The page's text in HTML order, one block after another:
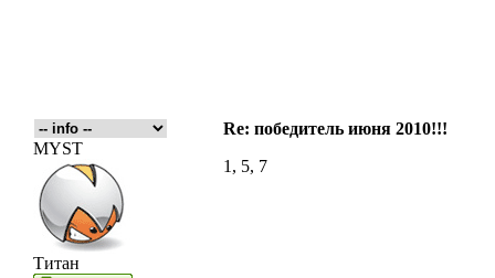
Re: победитель июня 2010!!!
MYST
Титан
1, 5, 7